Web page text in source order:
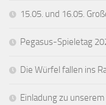
15.05. und 16.05.
Pegasus-Spieletag
Die Würfel fallen ins
Einladung zu